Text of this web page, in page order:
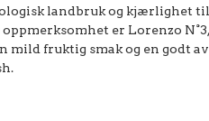
landbruk og kjærlighet til
er Lorenzo
mild fruktig smak og en godt